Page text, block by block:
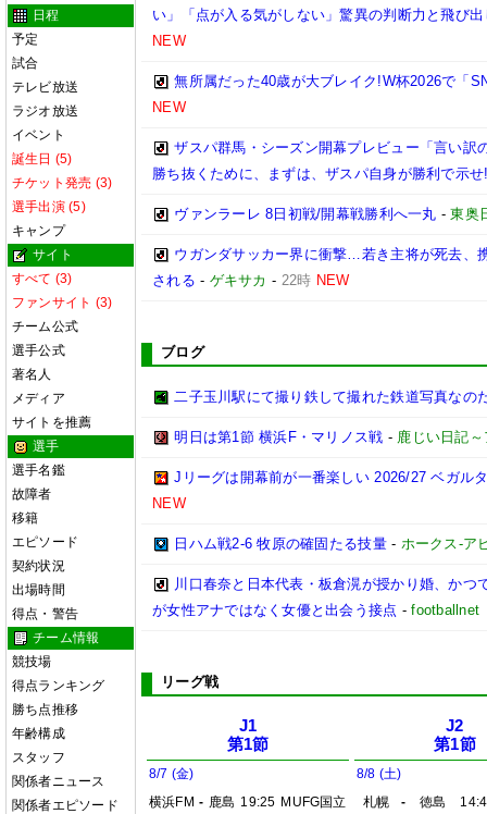
日程
予定
試合
テレビ放送
ラジオ放送
イベント
誕生日 (5)
チケット発売 (3)
選手出演 (5)
キャンプ
サイト
すべて (3)
ファンサイト (3)
チーム公式
選手公式
著名人
メディア
サイトを推薦
選手
選手名鑑
故障者
移籍
エピソード
契約状況
出場時間
得点・警告
チーム情報
競技場
得点ランキング
勝ち点推移
年齢構成
スタッフ
関係者ニュース
関係者エピソード
い」「点が入る気がしない」驚異の判断力と飛び
NEW
無所属だった40歳が大ブレイク!W杯2026で「
NEW
ザスパ群馬・シーズン開幕プレビュー「言い訳
勝ち抜くために、まずは、ザスパ自身が勝利で示せ
ヴァンラーレ 8日初戦/開幕戦勝利へ一丸 -東奥
ウガンダサッカー界に衝撃…若き主将が死去、
される - ゲキサカ - 22時 NEW
ブログ
二子玉川駅にて撮り鉄して撮れた鉄道写真なの
明日は第1節 横浜F・マリノス戦 - 鹿じい日記
Jリーグは開幕前が一番楽しい 2026/27 ベガル
NEW
日ハム戦2-6 牧原の確固たる技量- ホークス-ア
川口春奈と日本代表・板倉滉が授かり婚、か
が女性アナではなく女優と出会う接点 -footballnet
リーグ戦
J1
第1節
8/7 (金)
横浜FM - 鹿島 19:25 MUFG国立
J2
第1節
8/8 (土)
札幌
- 徳島